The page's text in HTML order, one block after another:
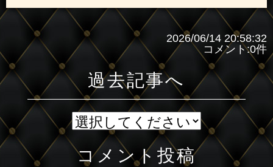
2026/06/14 20:58:32
コメント:0件
過去記事へ
コメント投稿